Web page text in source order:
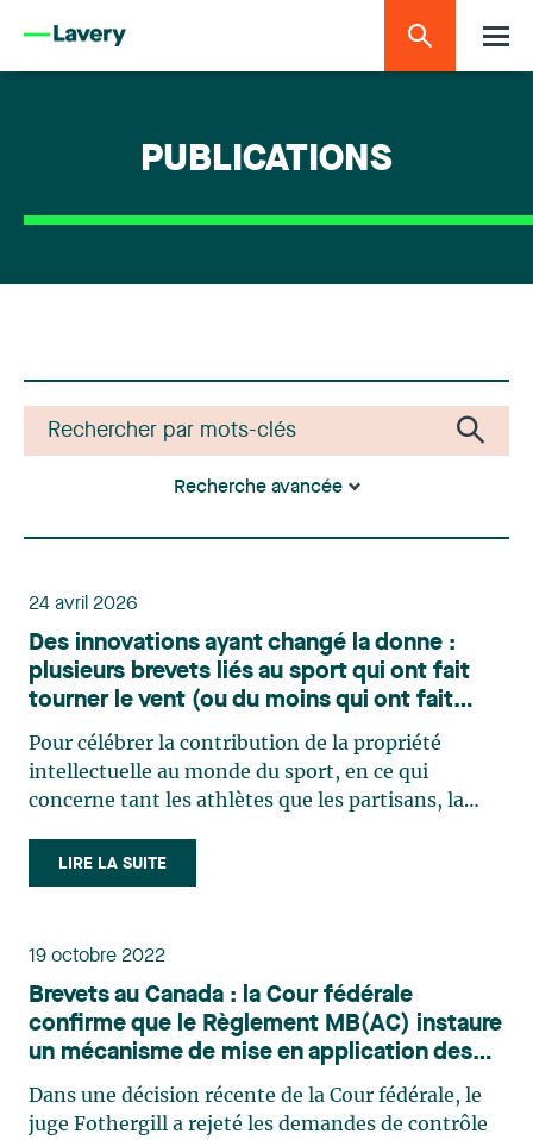
PUBLICATIONS
Recherche avancée
24 avril 2026
Des innovations ayant changé la donne :
plusieurs brevets liés au sport qui ont fait
tourner le vent (ou du moins qui ont fait
tourner les têtes)
Pour célébrer la contribution de la propriété
intellectuelle au monde du sport, en ce qui
concerne tant les athlètes que les partisans, la
cette année pour thème « Propriété intellectuelle
et sport : Prêts, partez, innovez! ». Cela peut
LIRE LA SUITE
19 octobre 2022
Brevets au Canada : la Cour fédérale
confirme que le Règlement MB(AC) instaure
un mécanisme de mise en application des
brevets uniquement en ce qui concerne les
produits qui sont effectivement offerts
Dans une décision récente de la Cour fédérale, le
juge Fothergill a rejeté les demandes de contrôle